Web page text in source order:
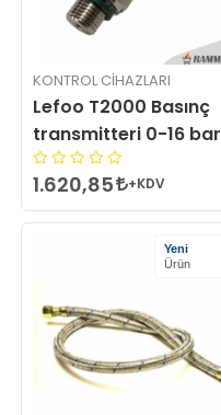
KONTROL CIHAZLARI
Lefoo T2000 Basınç
transmitteri 0-16 bar
1.620,85 +KDV
Yeni
Ürün